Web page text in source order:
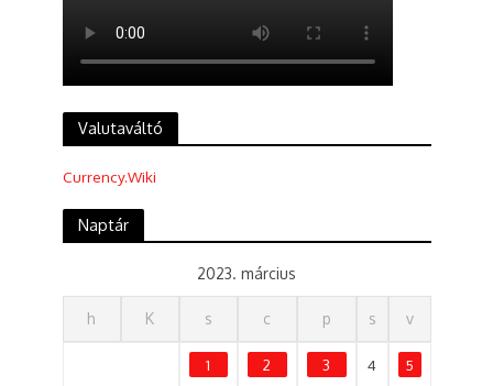
Valutaváltó
Currency.Wiki
Naptár
2023. március
h K s c p s v
1 2 3 4 5